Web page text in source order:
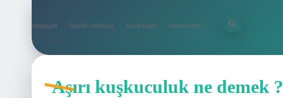
Anasayfa Gizlilik Politikası Yasal Uyarı Hakkımızda
Aşırı kuşkuculuk ne demek ?